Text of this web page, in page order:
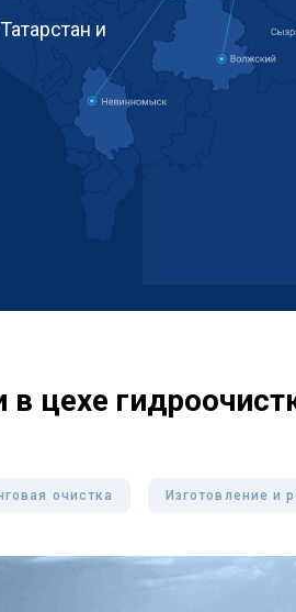
и
цехе
очистка Изготовление и